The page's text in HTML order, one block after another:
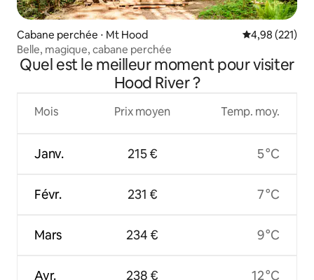
Cabane perchée ⋅ Mt Hood Évaluation
4,98 (221)
Belle, magique, cabane perchée
Quel est le meilleur moment pour visiter
Hood River ?
Mois
Janv.
Févr.
Mars
Avr.
Prix moyen
215 €
231 €
234 €
238 €
Temp. moy.
5 °C
7 °C
9 °C
12 °C